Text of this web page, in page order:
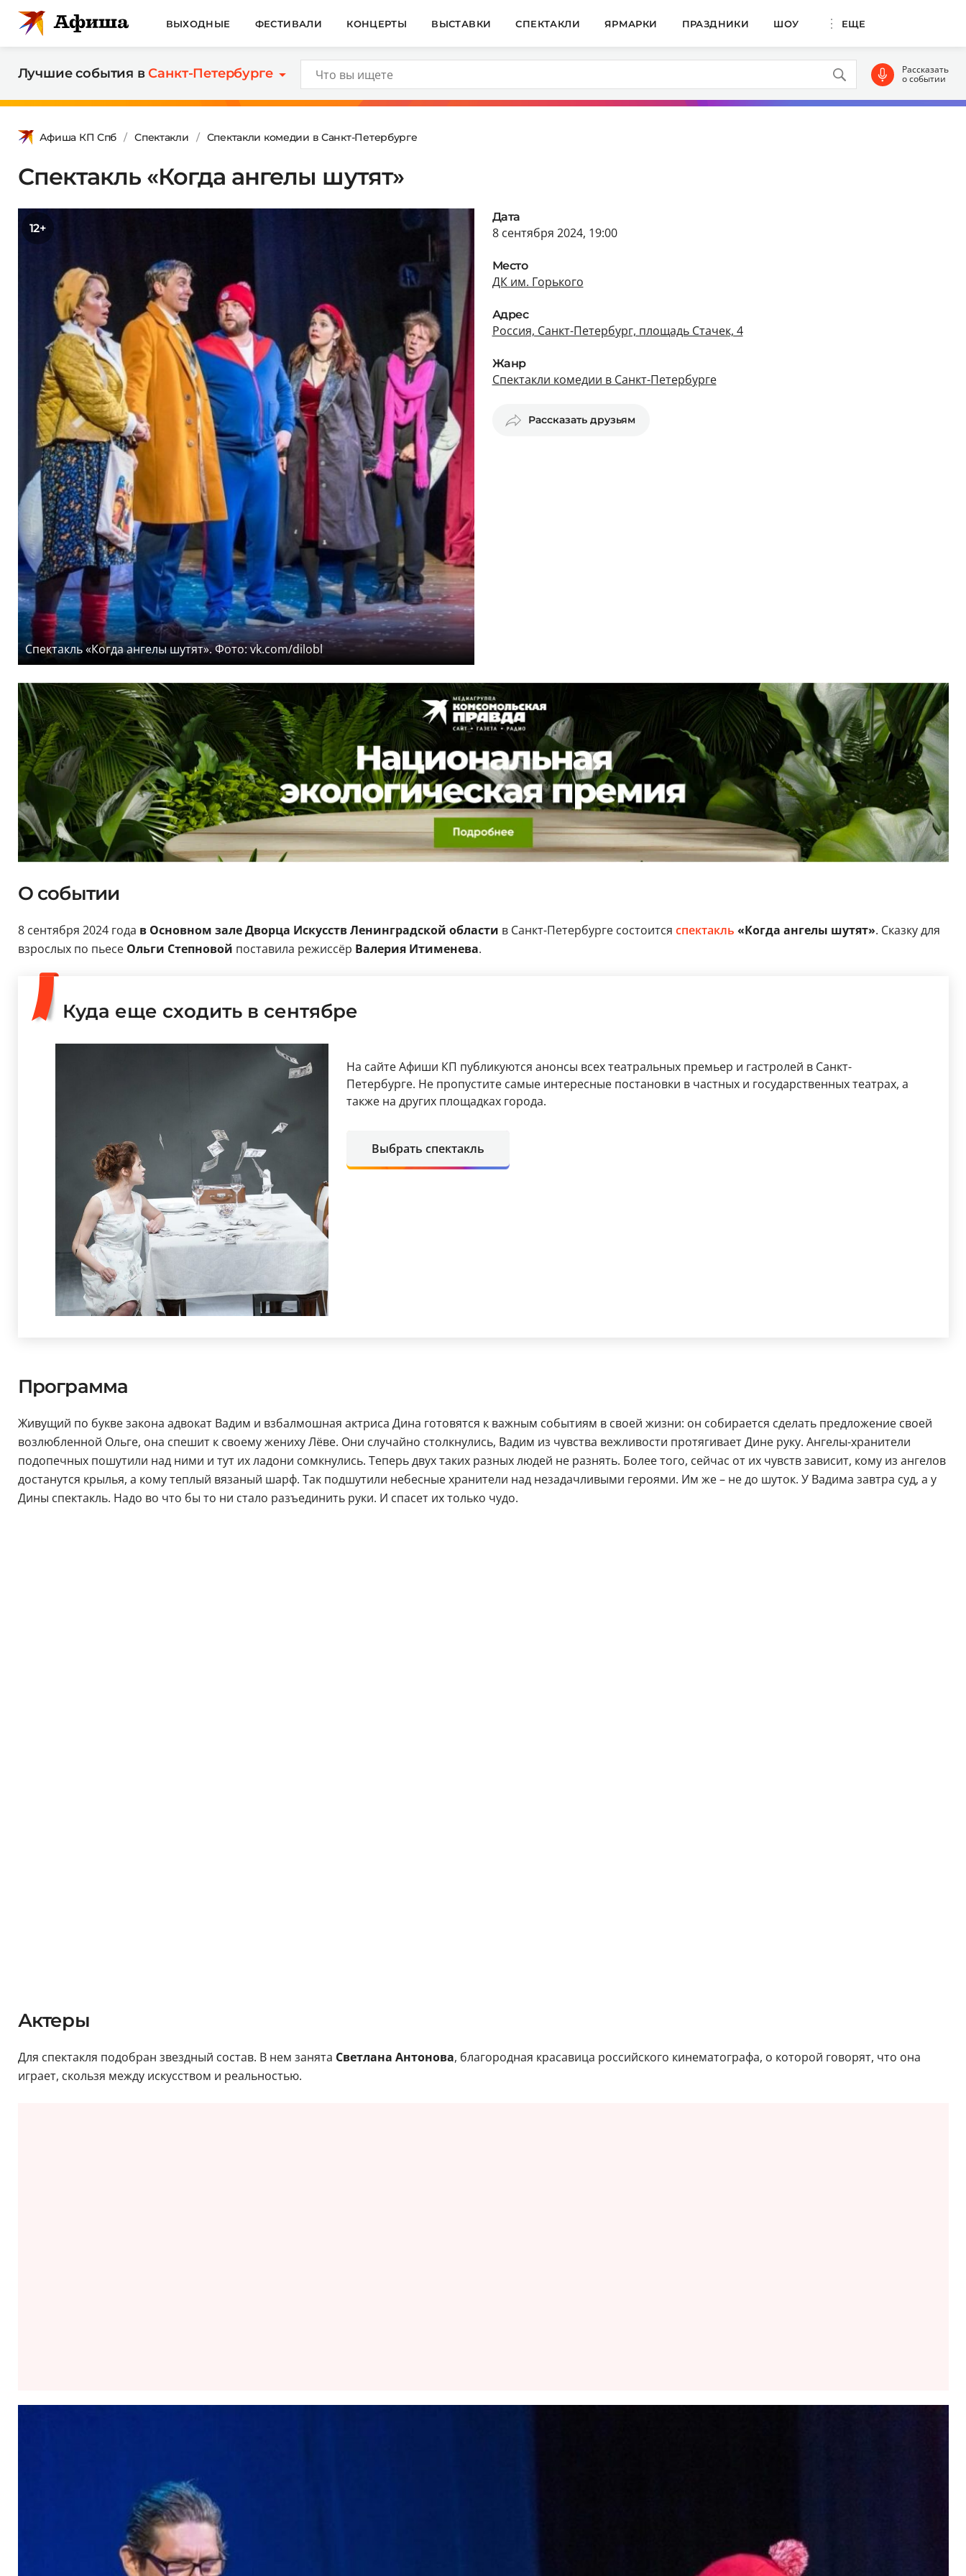
ВЫХОДНЫЕ ФЕСТИВАЛИ КОНЦЕРТЫ ВЫСТАВКИ СПЕКТАКЛИ ЯРМАРКИ ПРАЗДНИКИ ШОУ ЕЩЕ
Лучшие события вСанкт-Петербурге Рассказать
о событии
Афиша КП Спб Спектакли Спектакли комедии в Санкт-Петербурге
Спектакль «Когда ангелы шутят»
12+
Спектакль «Когда ангелы шутят». Фото: vk.com/dilobl
Дата
8 сентября 2024, 19:00
Место
ДК им. Горького
Адрес
Россия, Санкт-Петербург, площадь Стачек, 4
Жанр
Спектакли комедии в Санкт-Петербурге
Рассказать друзьям
О событии
8 сентября 2024 года в Основном зале Дворца Искусств Ленинградской области в Санкт-Петербурге состоится спектакль «Когда ангелы шутят». Сказку для
взрослых по пьесе Ольги Степновой поставила режиссёр Валерия Итименева.
Куда еще сходить в сентябре
На сайте Афиши КП публикуются анонсы всех театральных премьер и гастролей в Санкт-
Петербурге. Не пропустите самые интересные постановки в частных и государственных театрах, а
также на других площадках города.
Выбрать спектакль
Программа
Живущий по букве закона адвокат Вадим и взбалмошная актриса Дина готовятся к важным событиям в своей жизни: он собирается сделать предложение своей
возлюбленной Ольге, она спешит к своему жениху Лёве. Они случайно столкнулись, Вадим из чувства вежливости протягивает Дине руку. Ангелы-хранители
подопечных пошутили над ними и тут их ладони сомкнулись. Теперь двух таких разных людей не разнять. Более того, сейчас от их чувств зависит, кому из ангелов
достанутся крылья, а кому теплый вязаный шарф. Так подшутили небесные хранители над незадачливыми героями. Им же – не до шуток. У Вадима завтра суд, а у
Дины спектакль. Надо во что бы то ни стало разъединить руки. И спасет их только чудо.
Актеры
Для спектакля подобран звездный состав. В нем занята Светлана Антонова, благородная красавица российского кинематографа, о которой говорят, что она
играет, скользя между искусством и реальностью.